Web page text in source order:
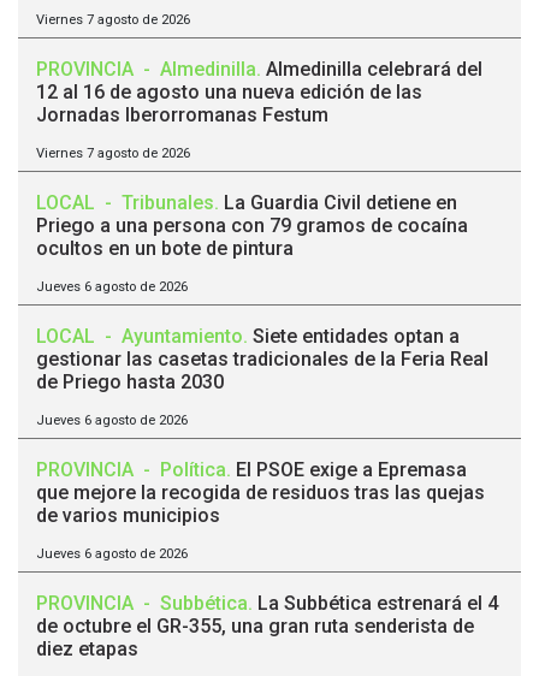
Viernes 7 agosto de 2026
PROVINCIA - Almedinilla. Almedinilla celebrará del
12 al 16 de agosto una nueva edición de las
Jornadas Iberorromanas Festum
Viernes 7 agosto de 2026
LOCAL - Tribunales. La Guardia Civil detiene en
Priego a una persona con 79 gramos de cocaína
ocultos en un bote de pintura
Jueves 6 agosto de 2026
LOCAL - Ayuntamiento. Siete entidades optan a
gestionar las casetas tradicionales de la Feria Real
de Priego hasta 2030
Jueves 6 agosto de 2026
PROVINCIA - Política. El PSOE exige a Epremasa
que mejore la recogida de residuos tras las quejas
de varios municipios
Jueves 6 agosto de 2026
PROVINCIA - Subbética. La Subbética estrenará el 4
de octubre el GR-355, una gran ruta senderista de
diez etapas